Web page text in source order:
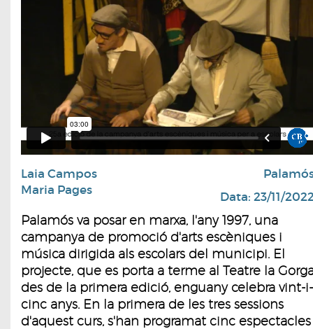
Laia Campos
Maria Pages
Data: 23/11/
Palamós va posar en marxa, l'any 1997, una
campanya de promoció d'arts escèniques i
música dirigida als escolars del municipi. El
projecte, que es porta a terme al Teatre la
des de la primera edició, enguany celebra vint-i-
cinc anys. En la primera de les tres sessions
d'aquest curs, s'han programat cinc espectacles